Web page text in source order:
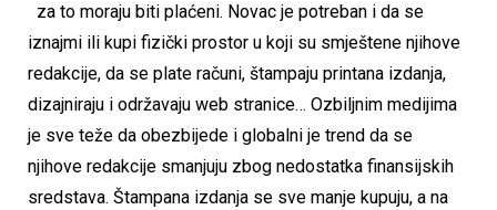
za to moraju biti plaćeni. Novac je potreban i da se
iznajmi ili kupi fizički prostor u koji su smještene njihove
redakcije, da se plate računi, štampaju printana izdanja,
dizajniraju i održavaju web stranice… Ozbiljnim medijima
je sve teže da obezbijede i globalni je trend da se
njihove redakcije smanjuju zbog nedostatka finansijskih
sredstava. Štampana izdanja se sve manje kupuju, a na